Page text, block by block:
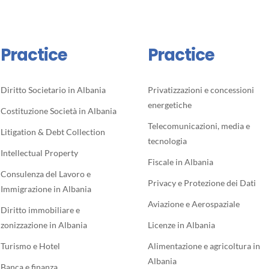
Practice
Diritto Societario in Albania
Costituzione Società in Albania
Litigation & Debt Collection
Intellectual Property
Consulenza del Lavoro e
Immigrazione in Albania
Diritto immobiliare e
zonizzazione in Albania
Turismo e Hotel
Practice
Privatizzazioni e concessioni
energetiche
Telecomunicazioni, media e
tecnologia
Fiscale in Albania
Privacy e Protezione dei Dati
Aviazione e Aerospaziale
Licenze in Albania
Alimentazione e agricoltura in
Albania